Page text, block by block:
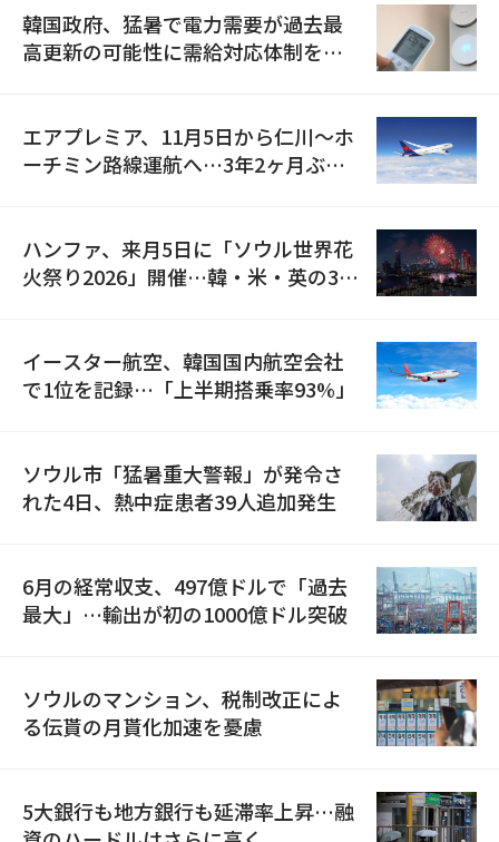
韓国政府、猛暑で電力需要が過去最
高更新の可能性に需給対応体制を点
エアプレミア、11月5日から仁川〜ホ
ーチミン路線運航へ…3年2ヶ月ぶり
ハンファ、来月5日に「ソウル世界花
火祭り2026」開催…韓・米・英の3カ
イースター航空、韓国国内航空会社
で1位を記録…「上半期搭乗率93%」
ソウル市「猛暑重大警報」が発令さ
れた4日、熱中症患者39人追加発生
6月の経常収支、497億ドルで「過去
最大」…輸出が初の1000億ドル突破
ソウルのマンション、税制改正によ
る伝貰の月貰化加速を憂慮
5大銀行も地方銀行も延滞率上昇…融